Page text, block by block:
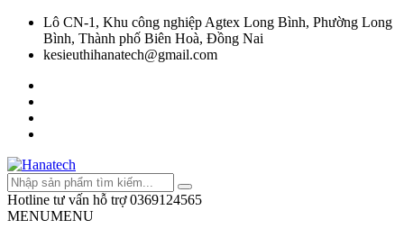
Lô CN-1, Khu công nghiệp Agtex Long Bình, Phường Long
Bình, Thành phố Biên Hoà, Đồng Nai
kesieuthihanatech@gmail.com
Hotline tư vấn hỗ trợ 0369124565
MENUMENU